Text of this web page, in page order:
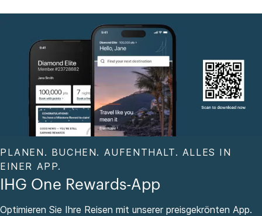
PLANEN. BUCHEN. AUFENTHALT. ALLES IN
EINER APP.
IHG One Rewards-App
Optimieren Sie Ihre Reisen mit unserer preisgekrönten App.